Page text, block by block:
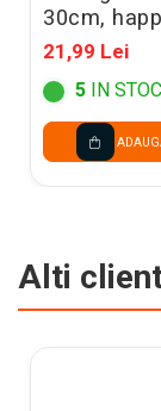
30cm,
birthday,
Baby Pink
SB14P-
21,99 Lei
5 IN STOC
Alti